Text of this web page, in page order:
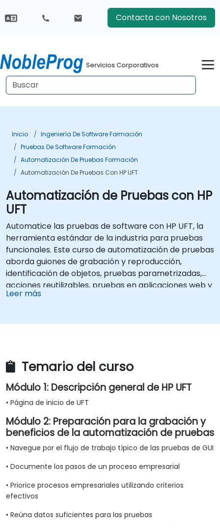
Contacta con Nosotros
Servicios Corporativos
Inicio
Ingeniería De Software Formación
Pruebas De Software Formación
Automatización De Pruebas Formación
Automatización De Pruebas Con HP UFT
Automatización de Pruebas con HP
UFT
Automatice las pruebas de software con HP UFT, la
herramienta estándar de la industria para pruebas
funcionales. Este curso de automatización de pruebas
aborda guiones de grabación y reproducción,
identificación de objetos, pruebas parametrizadas,
acciones reutilizables, pruebas en aplicaciones web y
validación de APIs a través de laboratorios prácticos.
pruebas de regresión.
Leer más
Temario del curso
Módulo 1: Descripción general de HP UFT
• Página de inicio de UFT
Módulo 2: Preparación para la grabación y
beneficios de la automatización de pruebas
• Navegue por el flujo de trabajo típico de las pruebas de GUI
• Documente los pasos de un proceso empresarial
• Priorice procesos empresariales utilizando criterios
efectivos
• Reúna datos suficientes para las pruebas